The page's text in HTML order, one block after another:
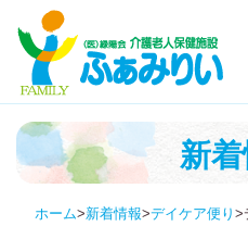
新
ホーム>新着情報>デイケア便り >